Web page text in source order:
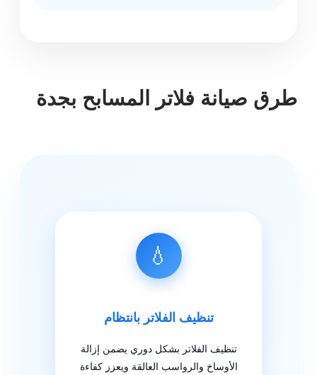
طرق صيانة فلاتر المسابح بجدة
💧
تنظيف الفلاتر بانتظام
تنظيف الفلاتر بشكل دوري يضمن إزالة
الأوساخ والرواسب العالقة ويعزز كفاءة